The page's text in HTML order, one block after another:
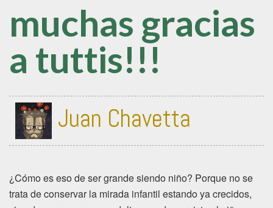
muchas gracias
a tuttis!!!
Juan Chavetta
¿Cómo es eso de ser grande siendo niño? Porque no se
trata de conservar la mirada infantil estando ya crecidos,